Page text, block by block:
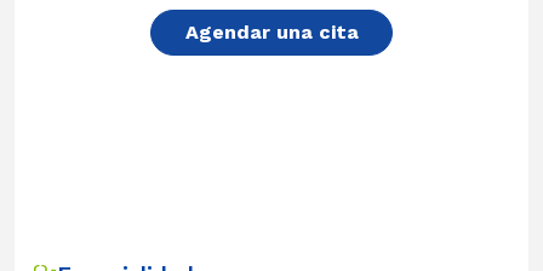
Agendar una cita